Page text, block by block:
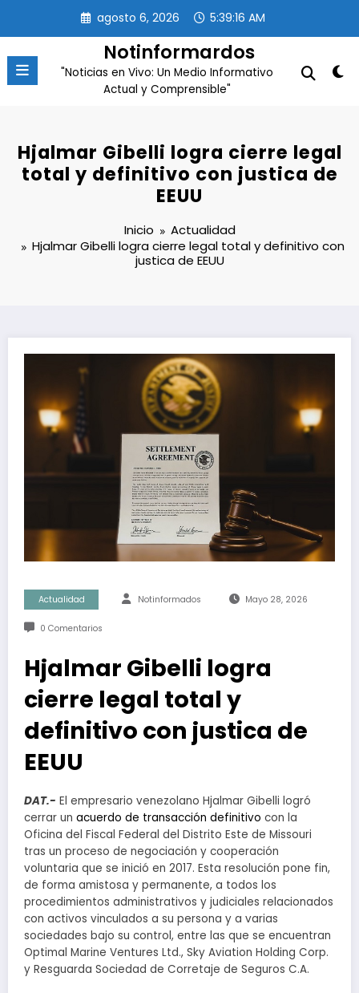
contenido
agosto 6, 2026 5:39:17 AM
Notinformardos
"Noticias en Vivo: Un Medio Informativo
Actual y Comprensible"
Hjalmar Gibelli logra cierre legal
total y definitivo con justica de
EEUU
Inicio
Actualidad
Hjalmar Gibelli logra cierre legal total y definitivo con
justica de EEUU
Actualidad Notinformados Mayo 28, 2026
0 Comentarios
Hjalmar Gibelli logra
cierre legal total y
definitivo con justica de
EEUU
DAT.- El empresario venezolano Hjalmar Gibelli logró
cerrar un acuerdo de transacción definitivo con la
Oficina del Fiscal Federal del Distrito Este de Missouri
tras un proceso de negociación y cooperación
voluntaria que se inició en 2017. Esta resolución pone fin,
de forma amistosa y permanente, a todos los
procedimientos administrativos y judiciales relacionados
con activos vinculados a su persona y a varias
sociedades bajo su control, entre las que se encuentran
Optimal Marine Ventures Ltd., Sky Aviation Holding Corp.
y Resguarda Sociedad de Corretaje de Seguros C.A.